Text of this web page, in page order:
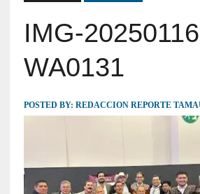
IMG-
WA0131
POSTED BY: REDACCION REPORTE